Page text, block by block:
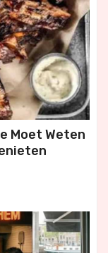
Moet Weten